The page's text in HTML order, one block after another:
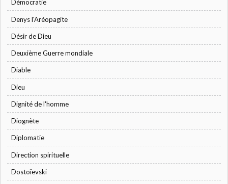
Démocratie
Denys l'Aréopagite
Désir de Dieu
Deuxième Guerre mondiale
Diable
Dieu
Dignité de l'homme
Diognète
Diplomatie
Direction spirituelle
Dostoïevski